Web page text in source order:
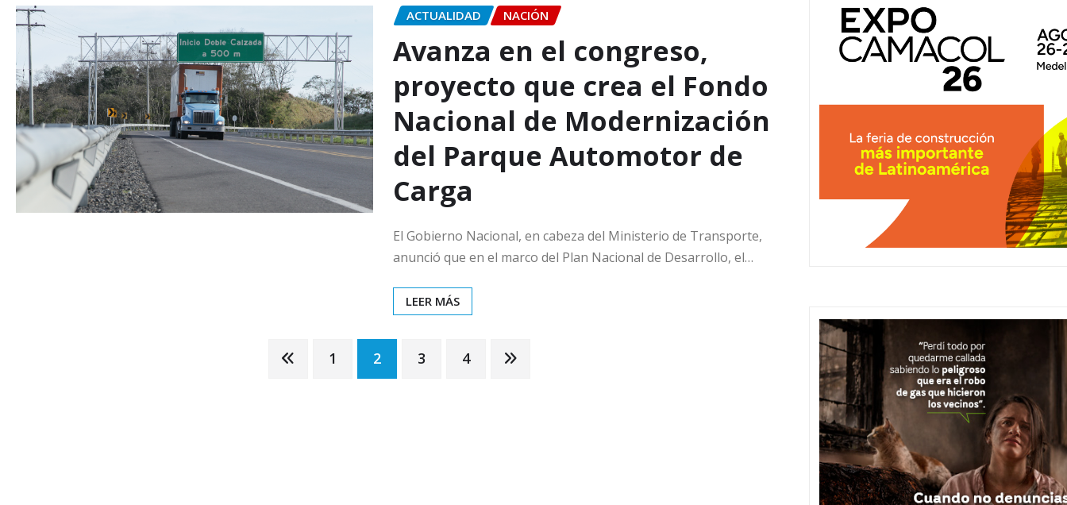
ACTUALIDAD NACIÓN
Avanza en el congreso,
proyecto que crea el Fondo
Nacional de Modernización
del Parque Automotor de
Carga
El Gobierno Nacional, en cabeza del Ministerio de Transporte,
anunció que en el marco del Plan Nacional de Desarrollo, el…
LEER MÁS
1 2 3 4